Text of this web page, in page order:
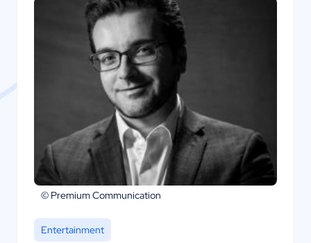
© Premium Communication
Entertainment